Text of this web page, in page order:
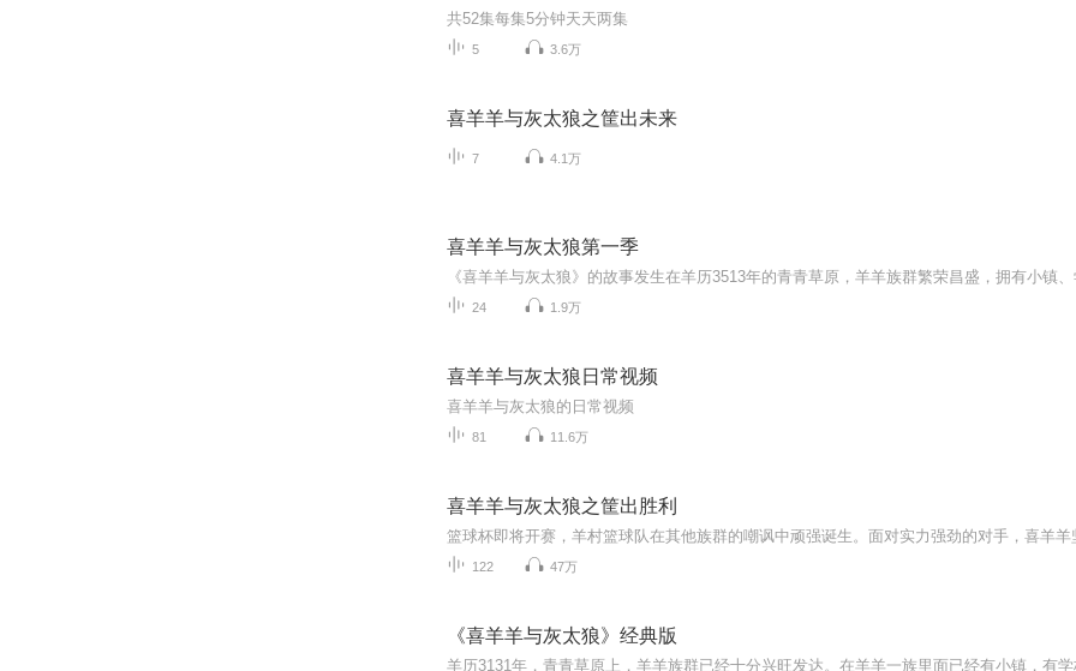
共52集每集5分钟天天两集
5 3.6万
喜羊羊与灰太狼之筐出未来
7 4.1万
喜羊羊与灰太狼第一季
24 1.9万
喜羊羊与灰太狼日常视频
喜羊羊与灰太狼的日常视频
81 11.6万
喜羊羊与灰太狼之筐出胜利
122 47万
《喜羊羊与灰太狼》经典版